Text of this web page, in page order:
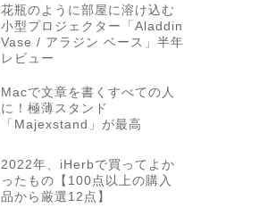
花瓶のように部屋に溶け込む
小型プロジェクター「Aladdin
Vase / アラジン ベース」半年
レビュー
Macで文章を書くすべての人
に！極薄スタンド
「Majexstand」が最高
2022年、iHerbで買ってよか
ったもの【100点以上の購入
品から厳選12点】